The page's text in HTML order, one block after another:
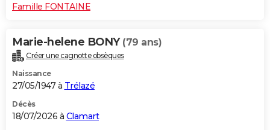
Famille FONTAINE
Marie-helene BONY (79 ans)
Créer une cagnotte obsèques
Naissance
27/05/1947 à Trélazé
Décès
18/07/2026 à Clamart